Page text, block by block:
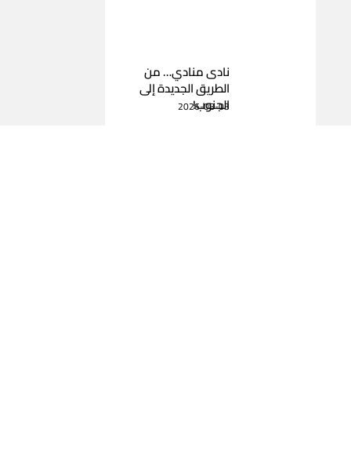
نادى منادي… من
الطريق الجديدة إلى
الجنوب!
2026-08-03